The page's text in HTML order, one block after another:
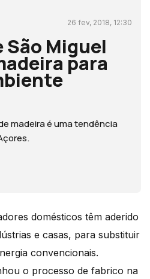
26 fev, 2018, 12:30
São Miguel
para
madeira é uma tendência
domésticos têm aderido
e casas, para substituir
convencionais.
o processo de fabrico na